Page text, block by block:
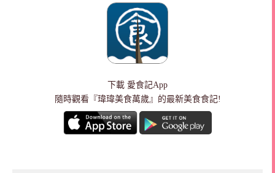
下載 愛食記App
隨時觀看『瑋瑋美食萬歲』的最新美食食記!